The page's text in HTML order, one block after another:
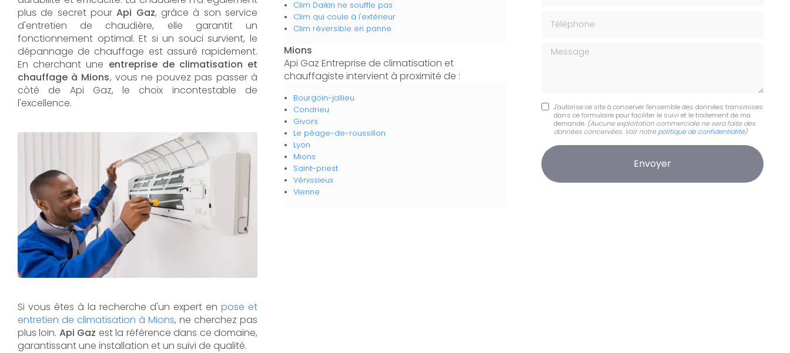
plus de secret pourApi Gaz, grâce à son service
d'entretien de chaudière, elle garantit un
fonctionnement optimal. Et si un souci survient, le
dépannage de chauffage est assuré rapidement.
En cherchant une entreprise de climatisation et
chauffage à Mions, vous ne pouvez pas passer à
côté de Api Gaz, le choix incontestable de
l'excellence.
Si vous êtes à la recherche d'un expert en pose et
entretien de climatisation à Mions, ne cherchez pas
plus loin. Api Gaz est la référence dans ce domaine,
garantissant une installation et un suivi de qualité.
Clim Daikin ne souffle pas
Clim qui coule à l'extérieur
Clim réversible en panne
Mions
Api Gaz Entreprise de climatisation et
chauffagiste intervient à proximité de :
Bourgoin-jallieu
Condrieu
Givors
Le péage-de-roussillon
Lyon
Mions
Saint-priest
Vénissieux
Vienne
Message
J'autorise ce site à conserver l'ensemble des données transmises
dans ce formulaire pour faciliter le suivi et le traitement de ma
demande. (Aucune exploitation commerciale ne sera faite des
données concervées. Voir notre politique de confidentialité)